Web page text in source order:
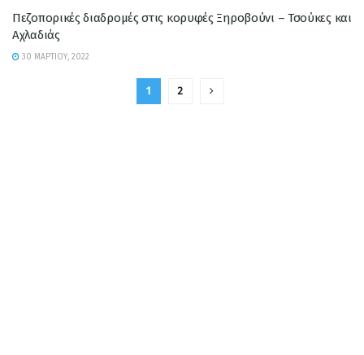
Πεζοπορικές διαδρομές στις κορυφές Ξηροβούνι – Τσούκες και
Αχλαδιάς
30 ΜΑΡΤΊΟΥ, 2022
1 2